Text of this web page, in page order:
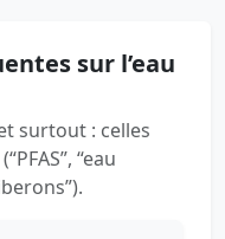
sur l’eau
surtout : celles
“eau